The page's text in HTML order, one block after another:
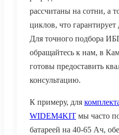
рассчитаны на сотни, а
циклов, что
Для точного подбора
обращайтесь к нам, в
готовы предоставить
консультацию.
К примеру, для
WIDEM4KIT мы часто
батареей на 40-65 Ач,